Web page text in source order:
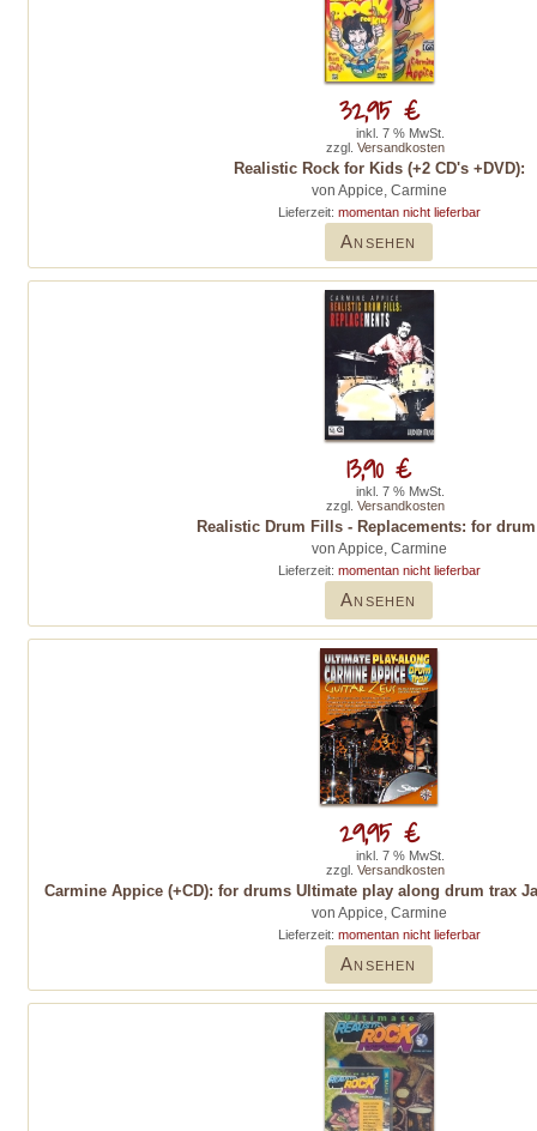
Realistic Rock for Kids (+2 CD's +DVD):
von Appice, Carmine
Lieferzeit: momentan nicht lieferbar
Ansehen
32,95 €
inkl. 7 % MwSt.
zzgl. Versandkosten
Realistic Drum Fills - Replacements: for
von Appice, Carmine
Lieferzeit: momentan nicht lieferbar
Ansehen
13,90 €
inkl. 7 % MwSt.
zzgl. Versandkosten
Carmine Appice (+CD): for drums Ultimate play along drum trax
von Appice, Carmine
Lieferzeit: momentan nicht lieferbar
Ansehen
29,95 €
inkl. 7 % MwSt.
zzgl. Versandkosten